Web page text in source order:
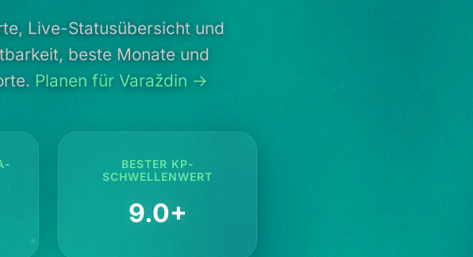
Live-Statusübersicht und
beste Monate und
Planen für Varaždin →
BESTER KP-
SCHWELLENWERT
9.0+